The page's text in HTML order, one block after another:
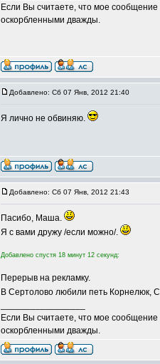
Если Вы считаете, что мое сообщение
оскорбленными дважды.
Добавлено: Сб 07 Янв, 2012 21:40
Я лично не обвиняю.
Добавлено: Сб 07 Янв, 2012 21:43
Пасибо, Маша.
Я с вами дружу /если можно/.
Добавлено спустя 18 минут 12 секунд:
Перерыв на рекламку.
В Сертолово любили петь Корнелюк,
Если Вы считаете, что мое сообщение
оскорбленными дважды.